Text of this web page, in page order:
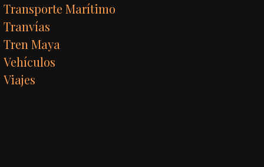
Transporte Marítimo
Tranvías
Tren Maya
Vehículos
Viajes